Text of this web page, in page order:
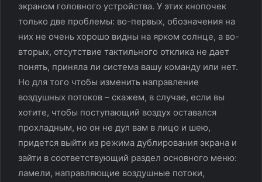
экраном головного устройства. У этих кнопочек
только две проблемы: во-первых, обозначения на
них не очень хорошо видны на ярком солнце, а во-
вторых, отсутствие тактильного отклика не дает
понять, приняла ли система вашу команду или нет.
Но для того чтобы изменить направление
воздушных потоков – скажем, в случае, если вы
хотите, чтобы поступающий воздух оставался
прохладным, но он не дул вам в лицо и шею,
придется выйти из режима дублирования экрана и
зайти в соответствующий раздел основного меню:
ламели, направляющие воздушные потоки,